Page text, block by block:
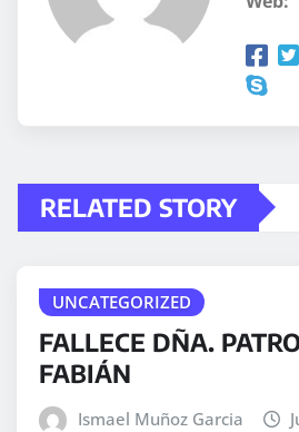
RELATED STORY
UNCATEGORIZED
FALLECE DÑA.
FABIÁN
Ismael Muñoz Garcia